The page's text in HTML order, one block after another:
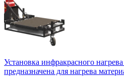
Установка инфракрасного
предназначена для нагрева